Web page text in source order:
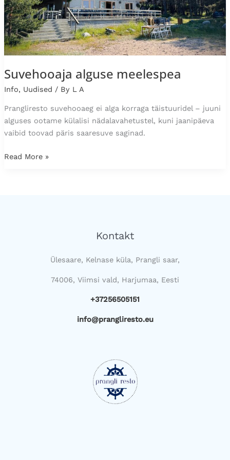
Suvehooaja alguse meelespea
Info, Uudised / By L A
Prangliresto suvehooaeg ei alga korraga täistuuridel – juuni
alguses ootame külalisi nädalavahetustel, kuni jaanipäeva
vaibid toovad päris saaresuve saginad.
Read More »
Kontakt
Ülesaare, Kelnase küla, Prangli saar,
74006, Viimsi vald, Harjumaa, Eesti
+37256505151
info@prangliresto.eu